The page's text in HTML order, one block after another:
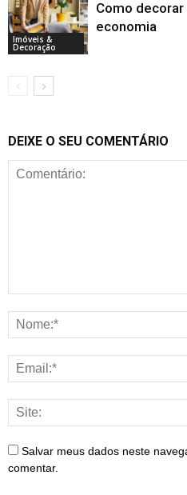
Imóveis &
Decoração
Como
economia
DEIXE O SEU COMENTÁRIO
Salvar meus dados neste
comentar.